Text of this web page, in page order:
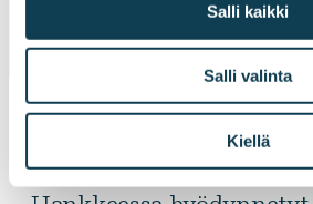
Salli kaikki
Salli valinta
Kiellä